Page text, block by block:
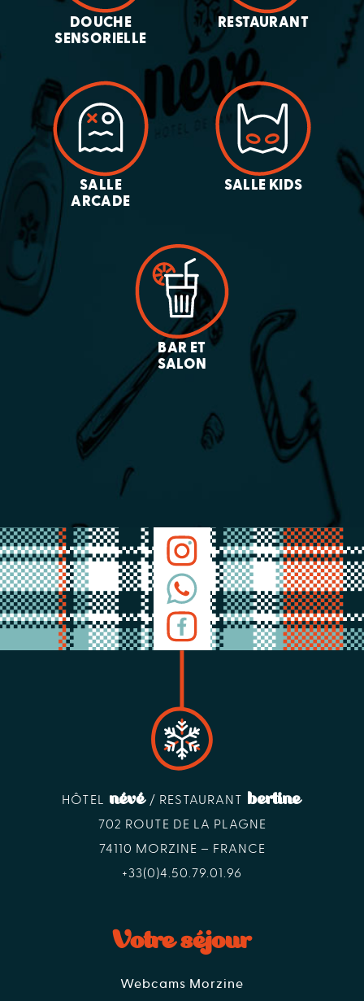
DOUCHE
SENSORIELLE
RESTAURANT
SALLE
ARCADE
SALLE KIDS
BAR ET
SALON
HÔTEL névé / RESTAURANT bertine
702 ROUTE DE LA PLAGNE
74110 MORZINE – FRANCE
+33(0)4.50.79.01.96
Votre séjour
Webcams Morzine